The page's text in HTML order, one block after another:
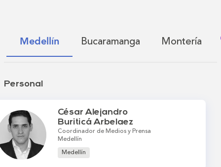
Medellín Bucaramanga Montería
Personal
César Alejandro
Buriticá Arbelaez
Coordinador de Medios y Prensa
Medellín
Medellín